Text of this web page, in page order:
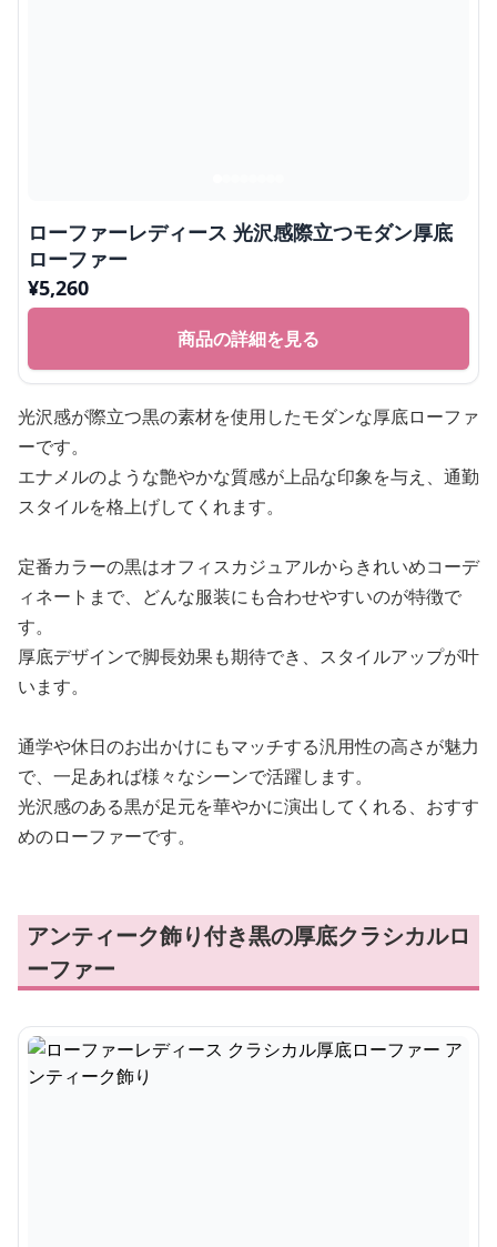
ローファーレディース 光沢感際立つモダン厚底
ローファー
¥5,260
商品の詳細を見る
光沢感が際立つ黒の素材を使用したモダンな厚底ローファ
ーです。
エナメルのような艶やかな質感が上品な印象を与え、通勤
スタイルを格上げしてくれます。
定番カラーの黒はオフィスカジュアルからきれいめコーデ
ィネートまで、どんな服装にも合わせやすいのが特徴で
す。
厚底デザインで脚長効果も期待でき、スタイルアップが叶
います。
通学や休日のお出かけにもマッチする汎用性の高さが魅力
で、一足あれば様々なシーンで活躍します。
光沢感のある黒が足元を華やかに演出してくれる、おすす
めのローファーです。
アンティーク飾り付き黒の厚底クラシカルロ
ーファー